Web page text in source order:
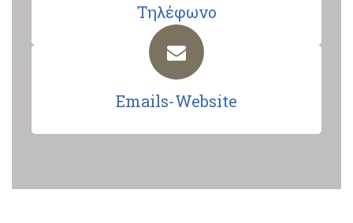
Τηλέφωνο
Emails-Website